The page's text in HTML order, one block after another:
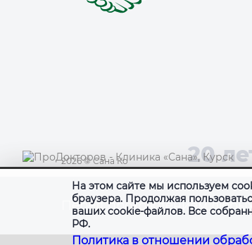
20
2026©Сана Ко
Перед прохождением
На этом сайте мы используем
браузера. Продолжая
ваших cookie-файлов. Все
РФ.
Политика в отношении